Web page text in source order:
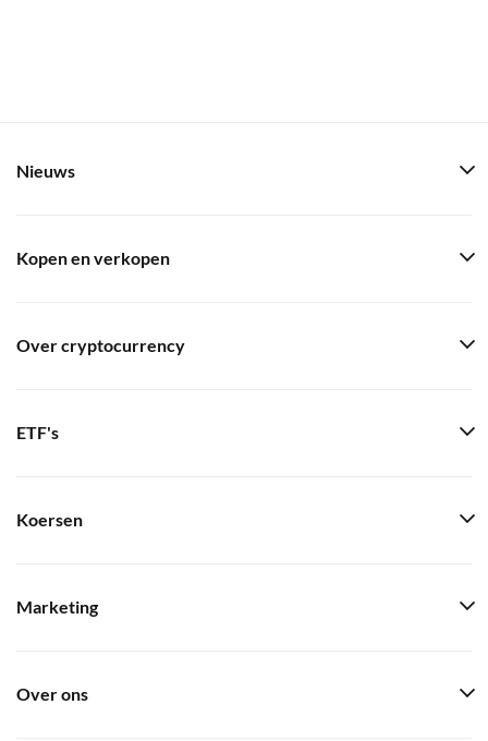
Nieuws
Kopen en verkopen
Over cryptocurrency
ETF's
Koersen
Marketing
Over ons